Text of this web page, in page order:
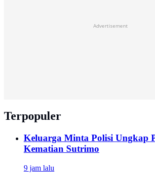
Advertisement
Terpopuler
Keluarga Minta Polisi Ungkap
Kematian Sutrimo
9 jam lalu